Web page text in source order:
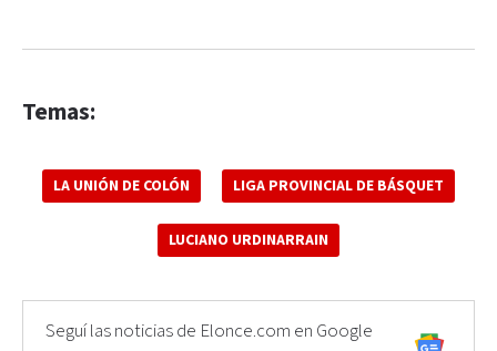
Temas:
LA UNIÓN DE COLÓN LIGA PROVINCIAL DE BÁSQUET
LUCIANO URDINARRAIN
Seguí las noticias de Elonce.com en Google